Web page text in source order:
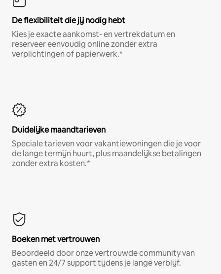
De flexibiliteit die jij nodig hebt
Kies je exacte aankomst- en vertrekdatum en
reserveer eenvoudig online zonder extra
verplichtingen of papierwerk.*
Duidelijke maandtarieven
Speciale tarieven voor vakantiewoningen die je voor
de lange termijn huurt, plus maandelijkse betalingen
zonder extra kosten.*
Boeken met vertrouwen
Beoordeeld door onze vertrouwde community van
gasten en 24/7 support tijdens je lange verblijf.